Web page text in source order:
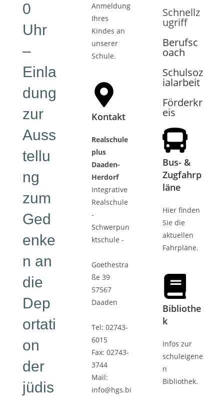
Anmeldung
Ihres
Kindes an
unserer
Schule.
Kontakt
Realschule
plus
Daaden-
Herdorf
Integrative
Realschule
-
Schwerpun
ktschule -
Goethestra
ße 39
57567
Daaden
Tel: 02743-
6015
Fax: 02743-
3744
Mail:
info@hgs.bi
0
Uhr
–
Einla
dung
zur
Auss
tellu
ng
zum
Ged
enke
n an
die
Dep
ortati
on
der
jüdis
Schnellz
ugriff
Berufsc
oach
Schulsoz
ialarbeit
Förderkr
eis
Bus- &
Zugfahrp
läne
Hier finden
Sie die
aktuellen
Fahrpläne.
Bibliothe
k
Infos zur
schuleigene
n
Bibliothek.